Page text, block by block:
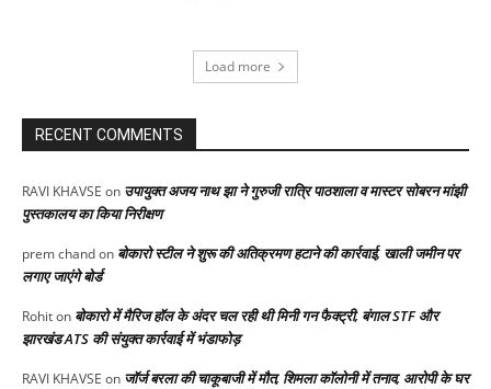
Load more
RECENT COMMENTS
RAVI KHAVSE on उपायुक्त अजय नाथ झा ने गुरुजी रात्रि पाठशाला व मास्टर सोबरन मांझी
पुस्तकालय का किया निरीक्षण
prem chandon बोकारो स्टील ने शुरू की अतिक्रमण हटाने की कार्रवाई, खाली जमीन पर
लगाए जाएंगे बोर्ड
Rohiton बोकारो में मैरिज हॉल के अंदर चल रही थी मिनी गन फैक्ट्री, बंगाल STF और
झारखंड ATS की संयुक्त कार्रवाई में भंडाफोड़
RAVI KHAVSE on जॉर्ज बरला की चाकूबाजी में मौत, शिमला कॉलोनी में तनाव, आरोपी के घर